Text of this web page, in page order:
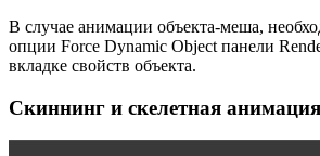
В случае анимации объекта-меша,
опции Force Dynamic Object панели
вкладке свойств объекта.
Скиннинг и скелетная